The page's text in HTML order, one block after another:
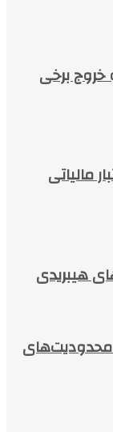
برخی
مالیاتی
هیبریدی
محدودیت‌های